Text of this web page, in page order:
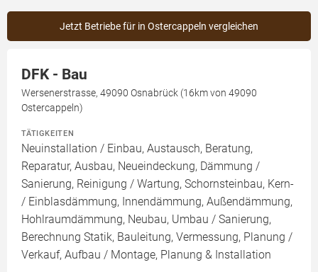
Jetzt Betriebe für in Ostercappeln vergleichen
DFK - Bau
Wersenerstrasse, 49090 Osnabrück (16km von 49090
Ostercappeln)
TÄTIGKEITEN
Neuinstallation / Einbau, Austausch, Beratung,
Reparatur, Ausbau, Neueindeckung, Dämmung /
Sanierung, Reinigung / Wartung, Schornsteinbau, Kern-
/ Einblasdämmung, Innendämmung, Außendämmung,
Hohlraumdämmung, Neubau, Umbau / Sanierung,
Berechnung Statik, Bauleitung, Vermessung, Planung /
Verkauf, Aufbau / Montage, Planung & Installation